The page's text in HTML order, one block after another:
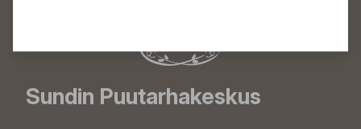
Sundin Puutarhakeskus